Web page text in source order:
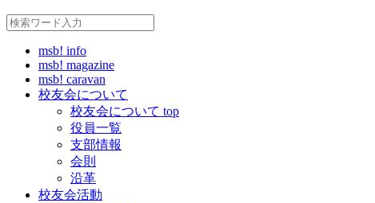
msb! info
msb! magazine
msb! caravan
校友会について
校友会について top
役員一覧
支部情報
会則
沿革
校友会活動